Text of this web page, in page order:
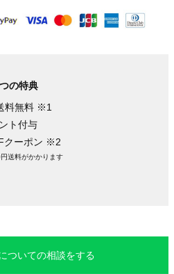
の特典
料無料 ※1
ト付与
クーポン ※2
送料がかかります
ついての相談をする